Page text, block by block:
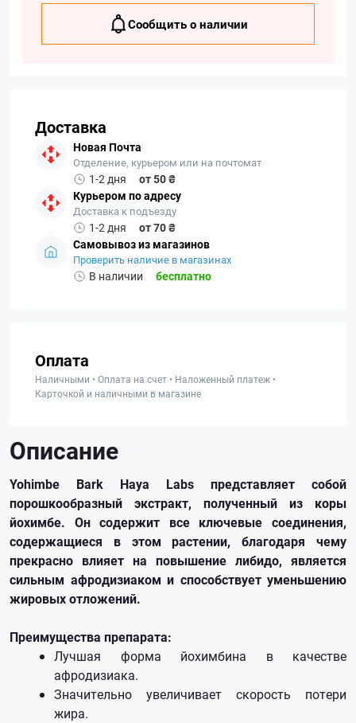
Сообщить о наличии
Доставка
Новая Почта
Отделение, курьером или на почтомат
1-2 дня
от 50 ₴
Курьером по адресу
Доставка к подъезду
1-2 дня
от 70 ₴
Самовывоз из магазинов
Проверить наличие в магазинах
В наличии бесплатно
Оплата
Наличными • Оплата на счет • Наложенный платеж •
Карточкой и наличными в магазине
Описание
Yohimbe Bark Haya Labs представляет собой
порошкообразный экстракт, полученный из коры
йохимбе. Он содержит все ключевые соединения,
содержащиеся в этом растении, благодаря чему
прекрасно влияет на повышение либидо, является
сильным афродизиаком и способствует уменьшению
жировых отложений.
Преимущества препарата:
Лучшая форма йохимбина в качестве
афродизиака.
Значительно увеличивает скорость потери
жира.